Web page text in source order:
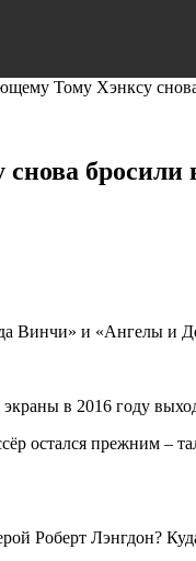
Тому Хэнксу
бросили
Винчи» и «Ангелы и
в 2016 году
остался прежним –
Роберт Лэнгдон?